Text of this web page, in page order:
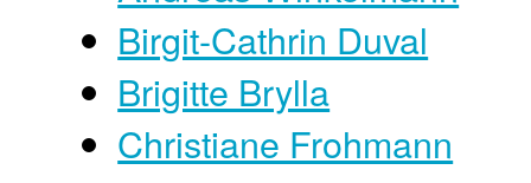
Birgit-Cathrin Duval
Brigitte Brylla
Christiane Frohmann